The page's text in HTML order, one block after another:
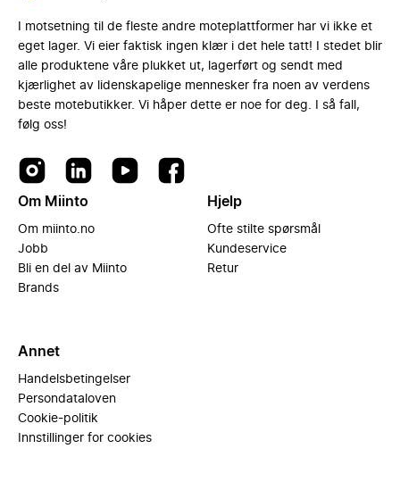
I motsetning til de fleste andre moteplattformer har vi ikke et
eget lager. Vi eier faktisk ingen klær i det hele tatt! I stedet blir
alle produktene våre plukket ut, lagerført og sendt med
kjærlighet av lidenskapelige mennesker fra noen av verdens
beste motebutikker. Vi håper dette er noe for deg. I så fall,
følg oss!
Om Miinto
Om miinto.no
Jobb
Bli en del av Miinto
Brands
Hjelp
Ofte stilte spørsmål
Kundeservice
Retur
Annet
Handelsbetingelser
Persondataloven
Cookie-politik
Innstillinger for cookies